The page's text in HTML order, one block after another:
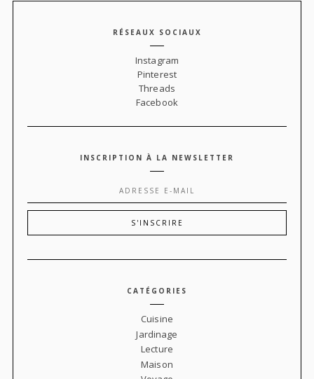
RÉSEAUX SOCIAUX
Instagram
Pinterest
Threads
Facebook
INSCRIPTION À LA NEWSLETTER
CATÉGORIES
Cuisine
Jardinage
Lecture
Maison